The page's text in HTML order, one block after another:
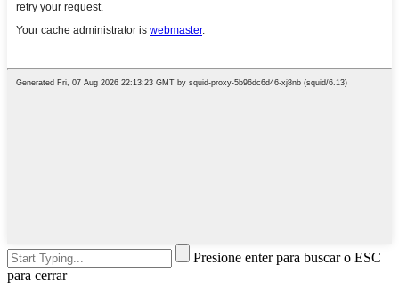
Presione enter para buscar o ESC
para cerrar